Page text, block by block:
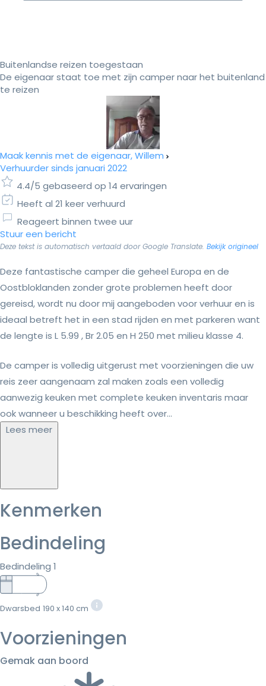
Buitenlandse reizen toegestaan
De eigenaar staat toe met zijn camper naar het buitenland
te reizen
Maak kennis met de eigenaar, Willem
Verhuurder sinds januari 2022
4.4/5 gebaseerd op 14 ervaringen
Heeft al 21 keer verhuurd
Reageert binnen twee uur
Stuur een bericht
Deze tekst is automatisch vertaald door Google Translate. Bekijk origineel
Deze fantastische camper die geheel Europa en de
Oostbloklanden zonder grote problemen heeft door
gereisd, wordt nu door mij aangeboden voor verhuur en is
ideaal betreft het in een stad rijden en met parkeren want
de lengte is L 5.99 , Br 2.05 en H 250 met milieu klasse 4.
De camper is volledig uitgerust met voorzieningen die uw
reis zeer aangenaam zal maken zoals een volledig
aanwezig keuken met complete keuken inventaris maar
ook wanneer u beschikking heeft over...
Lees meer
Kenmerken
Bedindeling
Bedindeling 1
Dwarsbed 190 x 140 cm
Voorzieningen
Gemak aan boord